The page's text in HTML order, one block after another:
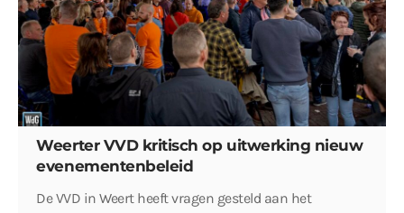
Weerter VVD kritisch op uitwerking nieuw
evenementenbeleid
De VVD in Weert heeft vragen gesteld aan het